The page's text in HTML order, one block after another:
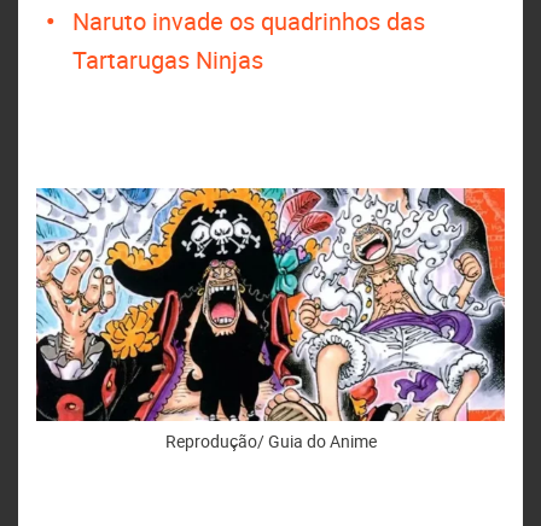
Naruto invade os quadrinhos das
Tartarugas Ninjas
Reprodução/ Guia do Anime